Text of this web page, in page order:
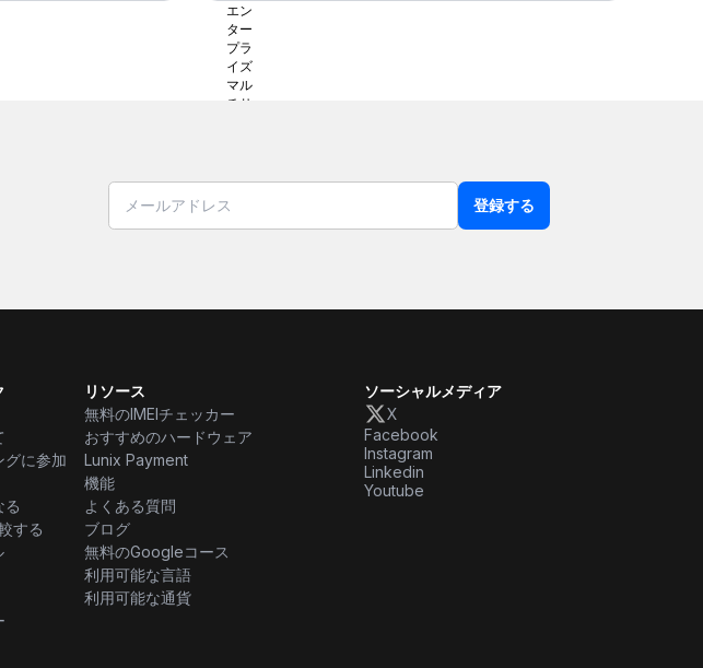
登録する
グに参加
る
する
リソース
無料のIMEIチェッカー
おすすめのハードウェア
Lunix Payment
機能
よくある質問
ブログ
無料のGoogleコース
利用可能な言語
利用可能な通貨
ソーシャルメディア
X
Facebook
Instagram
Linkedin
Youtube